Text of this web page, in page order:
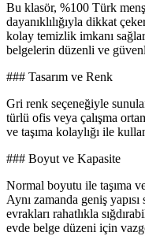
Bu klasör, %100 Türk
dayanıklılığıyla dikkat
kolay temizlik imkanı
belgelerin düzenli ve
### Tasarım ve Renk
Gri renk seçeneğiyle
türlü ofis veya çalışma
ve taşıma kolaylığı ile
### Boyut ve Kapasite
Normal boyutu ile taşıma
Aynı zamanda geniş
evrakları rahatlıkla
evde belge düzeni için